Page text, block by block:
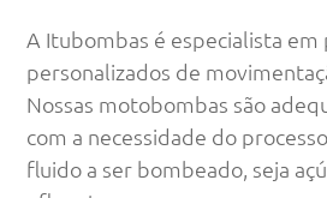
A Itubombas é especialista em
personalizados de
Nossas motobombas são
com a necessidade do
fluido a ser bombeado, seja